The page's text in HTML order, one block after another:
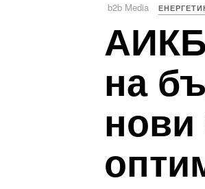
b2b Media
АИКБ
на